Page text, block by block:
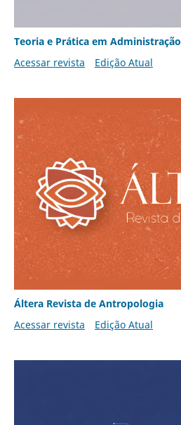
Teoria e Prática em Administração
Acessar revista
Edição Atual
Áltera Revista de Antropologia
Acessar revista
Edição Atual